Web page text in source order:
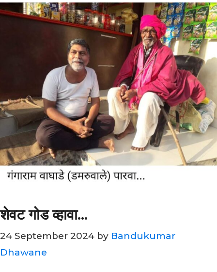
शेवट गोड व्हावा…
24 September 2024 by Bandukumar
Dhawane